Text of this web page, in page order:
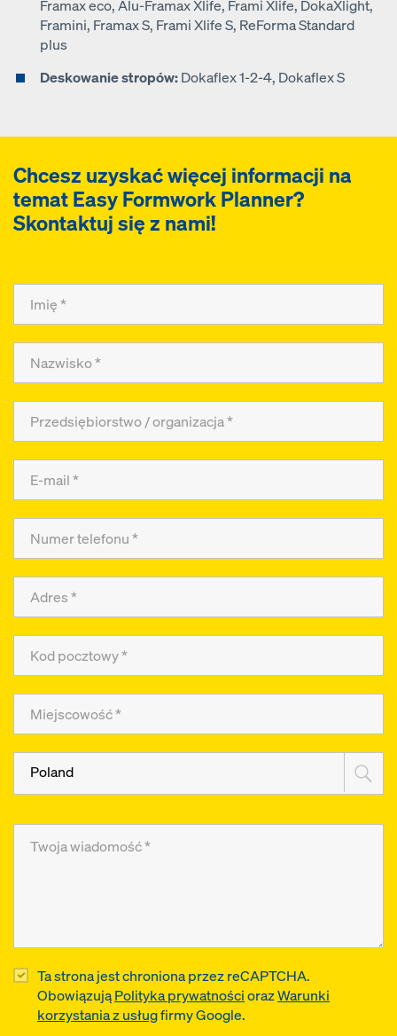
Framax eco, Alu-Framax Xlife, Frami Xlife, DokaXlight,
Framini, Framax S, Frami Xlife S, ReForma Standard
plus
Deskowanie stropów:Dokaflex 1-2-4, Dokaflex S
Chcesz uzyskać więcej informacji na
tematEasy Formwork Planner?
Skontaktuj się z nami!
Poland
Ta strona jest chroniona przez reCAPTCHA.
ObowiązująPolityka prywatnościorazWarunki
korzystania z usługfirmy Google.